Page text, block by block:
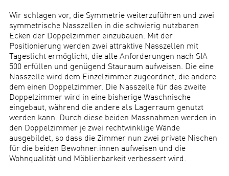
Wir schlagen vor, die Symmetrie weiterzuführen und zwei
symmetrische Nasszellen in die schwierig nutzbaren
Ecken der Doppelzimmer einzubauen. Mit der
Positionierung werden zwei attraktive Nasszellen mit
Tageslicht ermöglicht, die alle Anforderungen nach SIA
500 erfüllen und genügend Stauraum aufweisen. Die eine
Nasszelle wird dem Einzelzimmer zugeordnet, die andere
dem einen Doppelzimmer. Die Nasszelle für das zweite
Doppelzimmer wird in eine bisherige Waschnische
eingebaut, während die andere als Lagerraum genutzt
werden kann. Durch diese beiden Massnahmen werden in
den Doppelzimmer je zwei rechtwinklige Wände
ausgebildet, so dass die Zimmer nun zwei private Nischen
für die beiden Bewohner:innen aufweisen und die
Wohnqualität und Möblierbarkeit verbessert wird.